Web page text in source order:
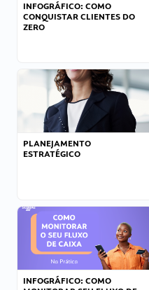
INFOGRÁFICO: COMO
CONQUISTAR CLIENTES DO
ZERO
PLANEJAMENTO
ESTRATÉGICO
INFOGRÁFICO: COMO